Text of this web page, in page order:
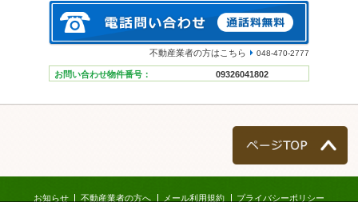
不動産業者の方はこちら 048-470-2777
お問い合わせ物件番号： 09326041802
お知らせ 不動産業者の方へ メール利用規約 プライバシーポリシー